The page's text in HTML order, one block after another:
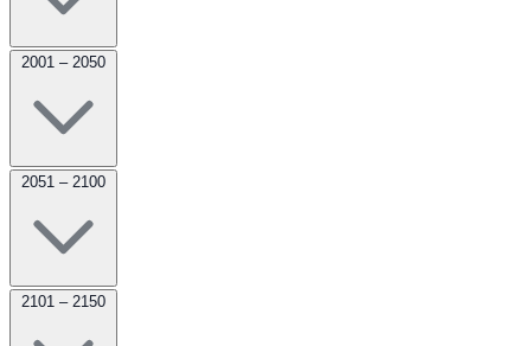
2001 – 2050
2051 – 2100
2101 – 2150